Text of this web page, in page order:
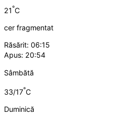
21°C
cer fragmentat
Răsărit: 06:15
Apus: 20:54
Sâmbătă
33/17°C
Duminică